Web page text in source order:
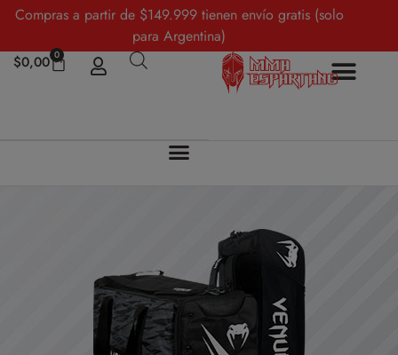
Compras a partir de $149.999 tienen envío gratis (solo
para Argentina)
$0,00 0